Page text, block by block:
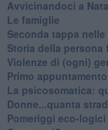
​Avvicinandoci a
Le famiglie
Seconda tappa
​Storia della persona
Violenze di (ogni)
​Primo
La psicosomatica:
Donne...quanta
​Pomeriggi eco-logici